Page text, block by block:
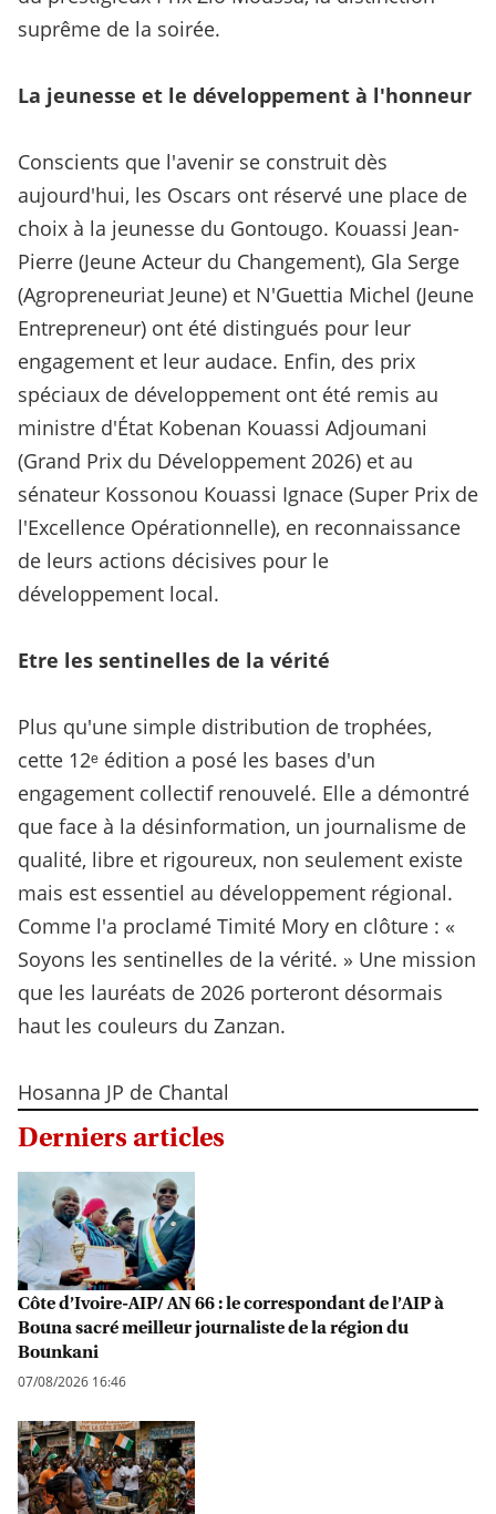
suprême de la soirée.
La jeunesse et le développement à l'honneur
Conscients que l'avenir se construit dès
aujourd'hui, les Oscars ont réservé une place de
choix à la jeunesse du Gontougo. Kouassi Jean-
Pierre (Jeune Acteur du Changement), Gla Serge
(Agropreneuriat Jeune) et N'Guettia Michel (Jeune
Entrepreneur) ont été distingués pour leur
engagement et leur audace. Enfin, des prix
spéciaux de développement ont été remis au
ministre d'État Kobenan Kouassi Adjoumani
(Grand Prix du Développement 2026) et au
sénateur Kossonou Kouassi Ignace (Super Prix de
l'Excellence Opérationnelle), en reconnaissance
de leurs actions décisives pour le
développement local.
Etre les sentinelles de la vérité
Plus qu'une simple distribution de trophées,
cette 12ᵉ édition a posé les bases d'un
engagement collectif renouvelé. Elle a démontré
que face à la désinformation, un journalisme de
qualité, libre et rigoureux, non seulement existe
mais est essentiel au développement régional.
Comme l'a proclamé Timité Mory en clôture : «
Soyons les sentinelles de la vérité. » Une mission
que les lauréats de 2026 porteront désormais
haut les couleurs du Zanzan.
Hosanna JP de Chantal
Derniers articles
Côte d’Ivoire-AIP/ AN 66 : le correspondant de l’AIP à
Bouna sacré meilleur journaliste de la région du
Bounkani
07/08/2026 16:46